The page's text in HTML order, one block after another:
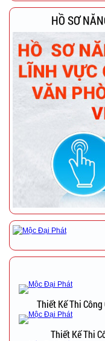
HỒ SƠ
Thiết Kế Thi
Thiết Kế Thi